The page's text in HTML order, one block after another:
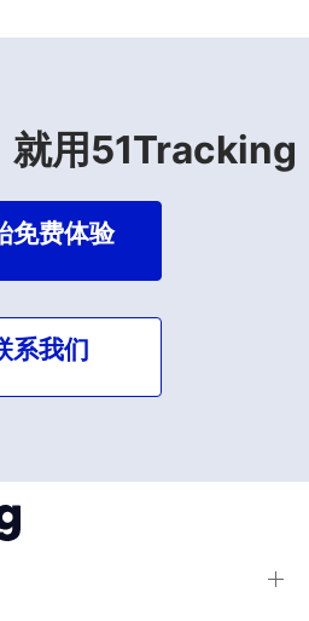
就用51Tracking
免费体验
系我们